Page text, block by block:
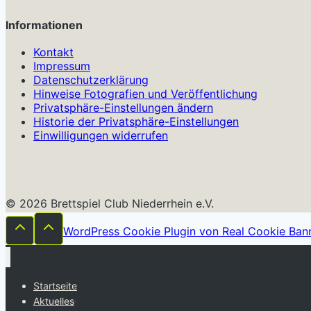
Informationen
Kontakt
Impressum
Datenschutzerklärung
Hinweise Fotografien und Veröffentlichung
Privatsphäre-Einstellungen ändern
Historie der Privatsphäre-Einstellungen
Einwilligungen widerrufen
© 2026 Brettspiel Club Niederrhein e.V.
WordPress Cookie Plugin von Real Cookie
Startseite
Aktuelles